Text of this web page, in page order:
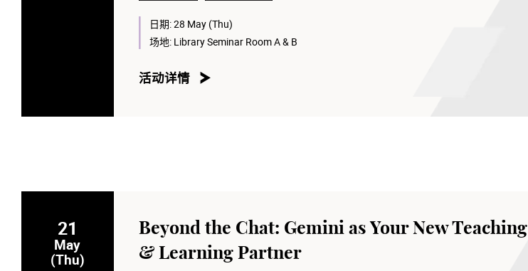
日期:28 May (Thu)
场地: Library Seminar Room A & B
活动详情
21
May
(Thu)
Beyond the Chat: Gemini as Your New Teaching
& Learning Partner